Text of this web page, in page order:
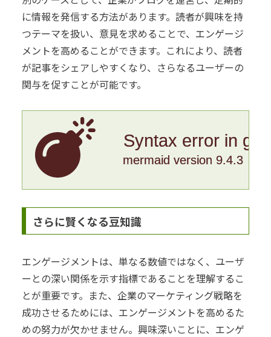
に情報を発信する方法があります。読者が興味を持
つテーマを扱い、意見を求めることで、エンゲージ
メントを高めることができます。これにより、読者
が記事をシェアしやすくなり、さらなるユーザーの
関与を促すことが可能です。
Syntax error in
mermaid version 9.4.3
さらに賢くなる豆知識
エンゲージメントは、単なる数値ではなく、ユーザ
ーとの深い関係を示す指標であることを理解するこ
とが重要です。また、企業のマーケティング戦略を
成功させるためには、エンゲージメントを高めるた
めの努力が欠かせません。興味深いことに、エンゲ